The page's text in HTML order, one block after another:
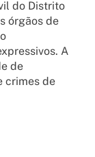
do Distrito
órgãos de
A
de
crimes de